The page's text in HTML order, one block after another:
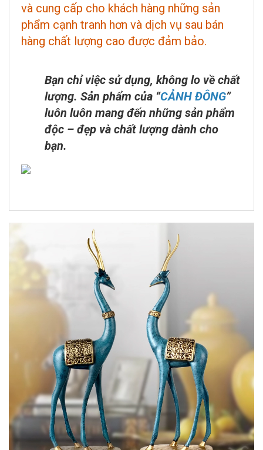
và cung cấp cho khách hàng những sản
phẩm cạnh tranh hơn và dịch vụ sau bán
hàng chất lượng cao được đảm bảo.
Bạn chỉ việc sử dụng, không lo về chất
lượng. Sản phẩm của “CẢNH ĐÔNG”
luôn luôn mang đến những sản phẩm
độc – đẹp và chất lượng dành cho
bạn.